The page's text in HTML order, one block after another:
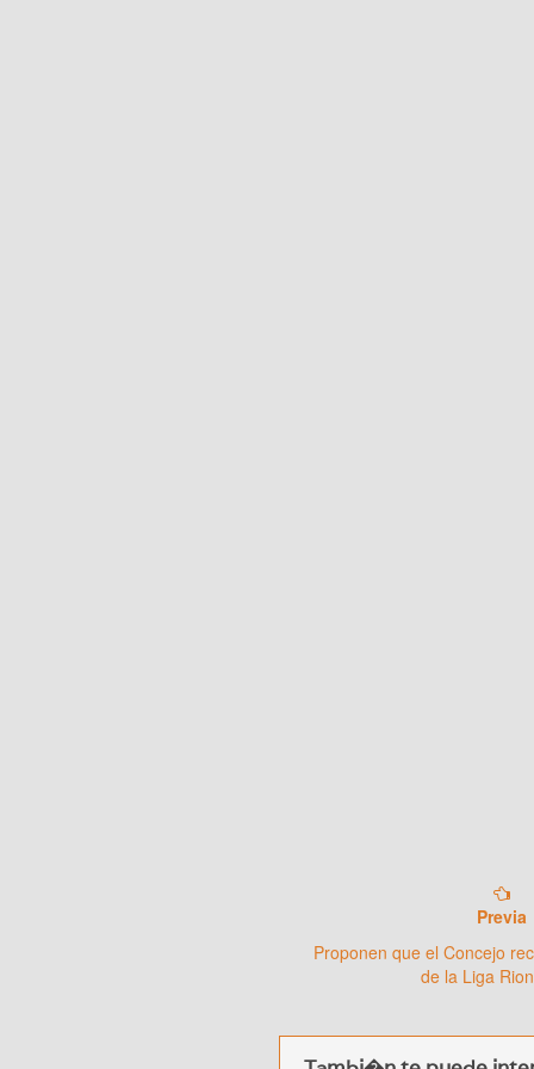
Previa
Proponen que el Concejo
de la Liga